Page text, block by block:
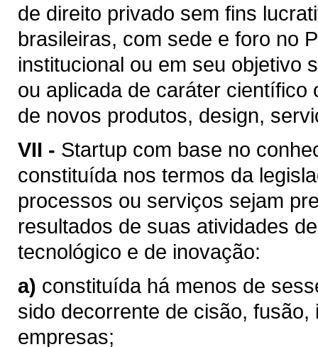
de direito privado sem fins
brasileiras, com sede e foro no
institucional ou em seu objetivo
ou aplicada de caráter
de novos produtos, design,
VII - Startup com base no
constituída nos termos da
processos ou serviços sejam
resultados de suas atividades
tecnológico e de inovação:
a) constituída há menos de
sido decorrente de cisão,
empresas;